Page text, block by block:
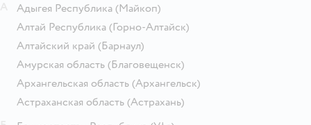
Адыгея Республика (Майкоп)
Алтай Республика (Горно-Алтайск)
Алтайский край (Барнаул)
Амурская область (Благовещенск)
Архангельская область (Архангельск)
Астраханская область (Астрахань)